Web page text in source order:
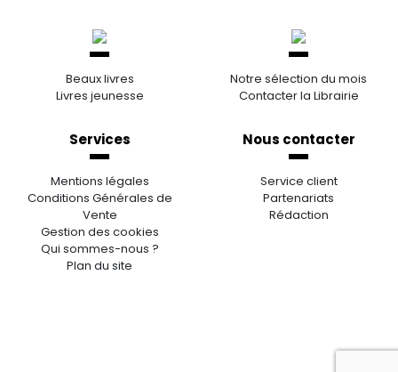
Beaux livres
Livres jeunesse
Notre sélection du mois
Contacter la Librairie
Services
Mentions légales
Conditions Générales de
Vente
Gestion des cookies
Qui sommes-nous ?
Plan du site
Nous contacter
Service client
Partenariats
Rédaction